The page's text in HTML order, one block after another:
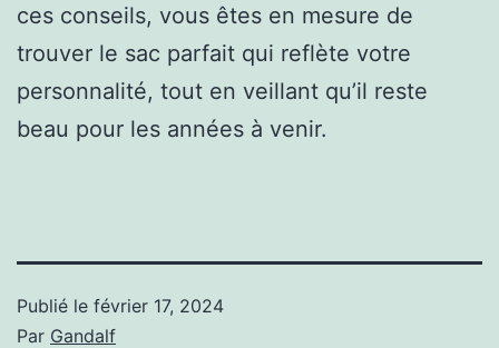
ces conseils, vous êtes en mesure de
trouver le sac parfait qui reflète votre
personnalité, tout en veillant qu’il reste
beau pour les années à venir.
Publié le février 17, 2024
Par Gandalf